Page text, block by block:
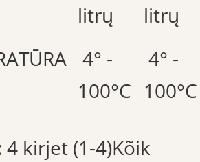
litrų
litrų
4° -
100°C
4° -
100°C
4 kirjet (1-4)Kõik